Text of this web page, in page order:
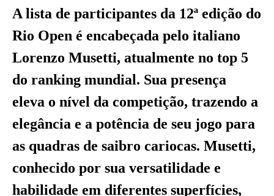
A lista de participantes da 12ª edição do
Rio Open é encabeçada pelo italiano
Lorenzo Musetti, atualmente no top 5
do ranking mundial. Sua presença
eleva o nível da competição, trazendo a
elegância e a potência de seu jogo para
as quadras de saibro cariocas. Musetti,
conhecido por sua versatilidade e
habilidade em diferentes superfícies,